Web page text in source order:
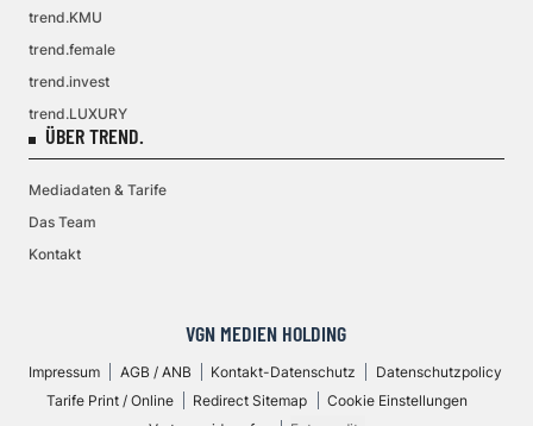
trend.KMU
trend.female
trend.invest
trend.LUXURY
ÜBER TREND.
Mediadaten & Tarife
Das Team
Kontakt
VGN MEDIEN HOLDING
Impressum AGB / ANB Kontakt-Datenschutz
Datenschutzpolicy
Tarife Print / Online
Redirect Sitemap
Cookie Einstellungen